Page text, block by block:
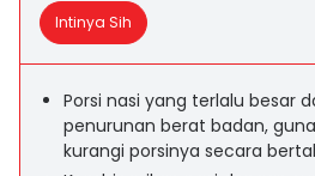
Intinya Sih
Porsi nasi yang terlalu besar
penurunan berat badan,
kurangi porsinya secara